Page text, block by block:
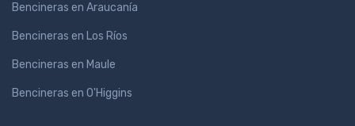
Bencineras en Araucanía
Bencineras en Los Ríos
Bencineras en Maule
Bencineras en O'Higgins